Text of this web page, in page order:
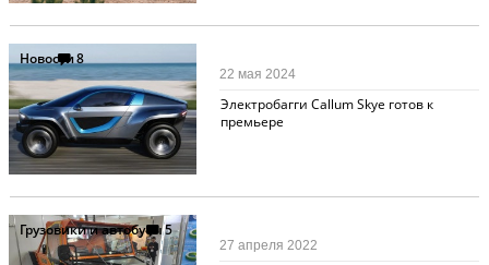
Новости8
Электробагги Callum Skye готов к
премьере
22 мая 2024
Грузовики и автобусы5
27 апреля 2022